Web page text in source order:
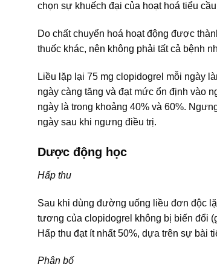
chọn sự khuếch đại của hoạt hoá tiểu
Do chất chuyển hoá hoạt động được
thuốc khác, nên không phải tất cả bệnh
Liều lặp lại 75 mg clopidogrel mỗi ngày
ngày càng tăng và đạt mức ổn định vào
ngày là trong khoảng 40% và 60%.
ngày sau khi ngưng điều trị.
Dược động học
Hấp thu
Sau khi dùng đường uống liều đơn độc
tương của clopidogrel không bị biến đổi
Hấp thu đạt ít nhất 50%, dựa trên sự bài
Phân bố